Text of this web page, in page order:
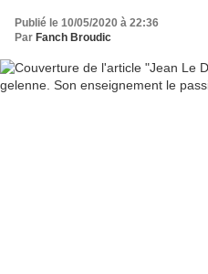
Publié le 10/05/2020 à 22:36
Par Fanch Broudic